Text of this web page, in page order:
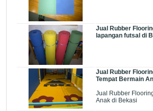
Jual Rubber
lapangan futsal di
Jual Rubber
Tempat Bermain
Jual Rubber
Anak di Bekasi